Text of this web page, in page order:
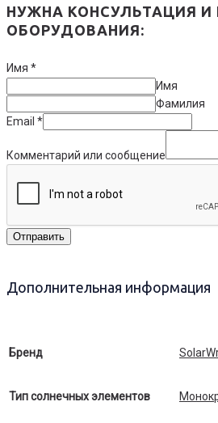
НУЖНА КОНСУЛЬТАЦИЯ И
ОБОРУДОВАНИЯ:
Имя *
Имя
Фамилия
Email *
Комментарий или сообщение
Отправить
Дополнительная информация
Бренд
Тип солнечных элементов